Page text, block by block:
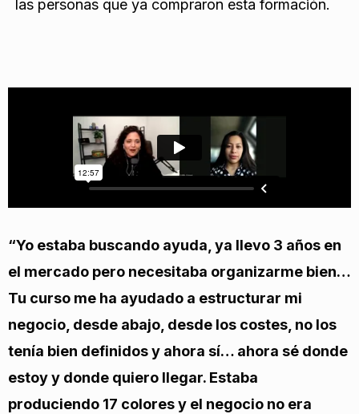
las personas que ya compraron esta formación.
“Yo estaba buscando ayuda, ya llevo 3 años en
el mercado pero necesitaba organizarme bien…
Tu curso me ha ayudado a estructurar mi
negocio, desde abajo, desde los costes, no los
tenía bien definidos y ahora sí… ahora sé donde
estoy y donde quiero llegar. Estaba
produciendo 17 colores y el negocio no era